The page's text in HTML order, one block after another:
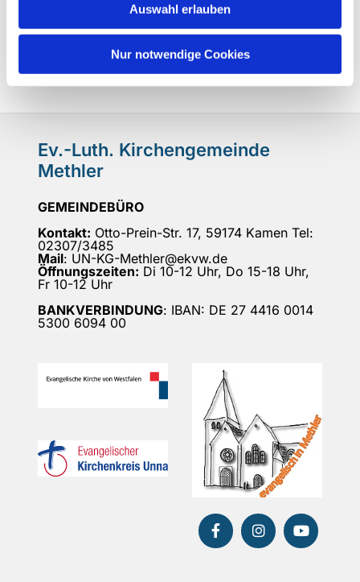
Auswahl erlauben
Nur notwendige Cookies
Ev.-Luth. Kirchengemeinde
Methler
GEMEINDEBÜRO
Kontakt: Otto-Prein-Str. 17, 59174 Kamen Tel:
02307/3485
Mail: UN-KG-Methler@ekvw.de
Öffnungszeiten: Di 10-12 Uhr, Do 15-18 Uhr,
Fr 10-12 Uhr
BANKVERBINDUNG: IBAN: DE 27 4416 0014
5300 6094 00